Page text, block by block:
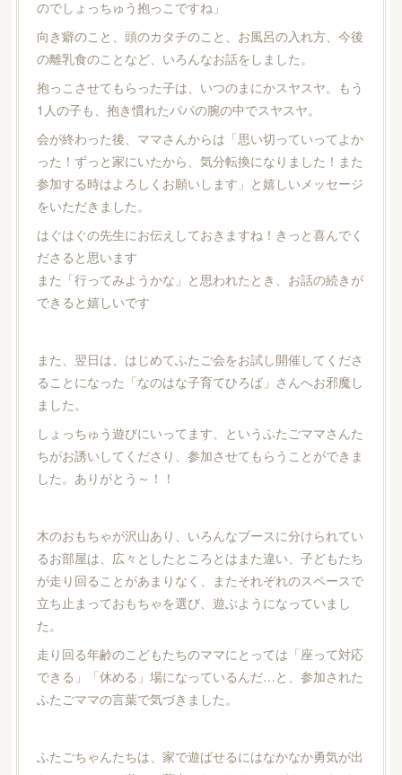
のでしょっちゅう抱っこですね」
向き癖のこと、頭のカタチのこと、お風呂の入れ方、今後
の離乳食のことなど、いろんなお話をしました。
抱っこさせてもらった子は、いつのまにかスヤスヤ。もう
1人の子も、抱き慣れたパパの腕の中でスヤスヤ。
会が終わった後、ママさんからは「思い切っていってよか
った！ずっと家にいたから、気分転換になりました！また
参加する時はよろしくお願いします」と嬉しいメッセージ
をいただきました。
はぐはぐの先生にお伝えしておきますね！きっと喜んでく
ださると思います
また「行ってみようかな」と思われたとき、お話の続きが
できると嬉しいです
また、翌日は、はじめてふたご会をお試し開催してくださ
ることになった「なのはな子育てひろば」さんへお邪魔し
ました。
しょっちゅう遊びにいってます、というふたごママさんた
ちがお誘いしてくださり、参加させてもらうことができま
した。ありがとう～！！
木のおもちゃが沢山あり、いろんなブースに分けられてい
るお部屋は、広々としたところとはまた違い、子どもたち
が走り回ることがあまりなく、またそれぞれのスペースで
立ち止まっておもちゃを選び、遊ぶようになっていまし
た。
走り回る年齢のこどもたちのママにとっては「座って対応
できる」「休める」場になっているんだ…と、参加された
ふたごママの言葉で気づきました。
ふたごちゃんたちは、家で遊ばせるにはなかなか勇気が出